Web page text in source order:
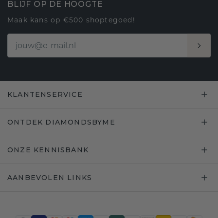
BLIJF OP DE HOOGTE
Maak kans op €500 shoptegoed!
KLANTENSERVICE
ONTDEK DIAMONDSBYME
ONZE KENNISBANK
AANBEVOLEN LINKS